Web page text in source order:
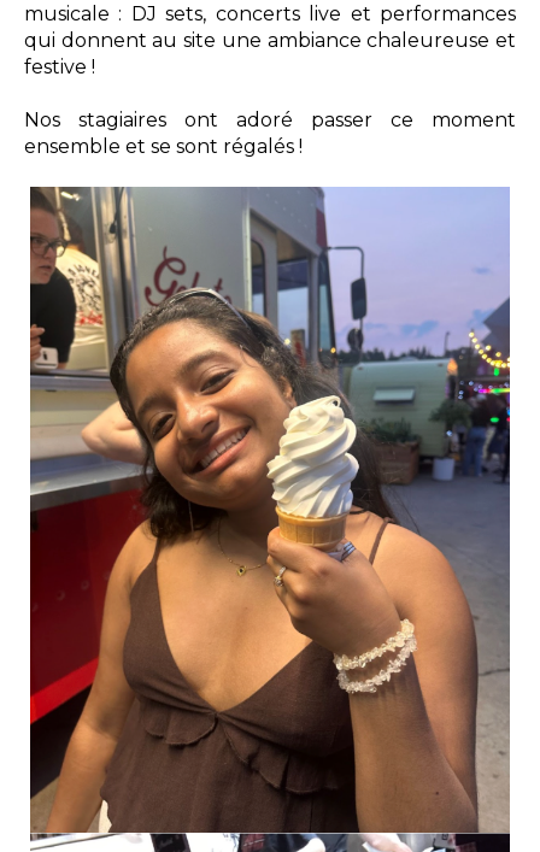
musicale : DJ sets, concerts live et performances
qui donnent au site une ambiance chaleureuse et
festive !
Nos stagiaires ont adoré passer ce moment
ensemble et se sont régalés !